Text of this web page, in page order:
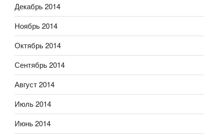
Декабрь 2014
Ноябрь 2014
Октябрь 2014
Сентябрь 2014
Август 2014
Июль 2014
Июнь 2014